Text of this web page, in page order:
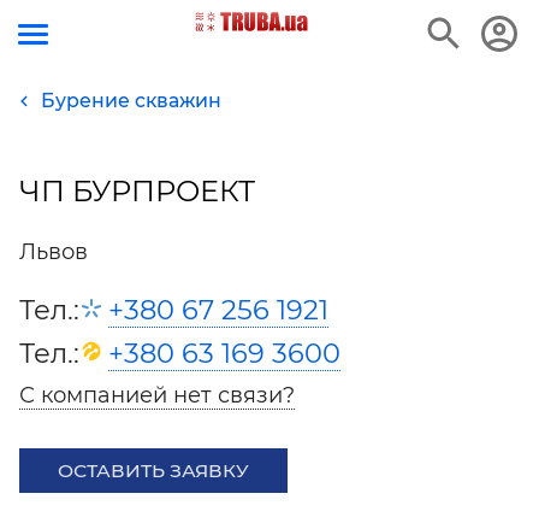
Бурение скважин
ЧП БУРПРОЕКТ
Львов
Тел.:
+380 67 256 1921
Тел.:
+380 63 169 3600
С компанией нет связи?
ОСТАВИТЬ ЗАЯВКУ